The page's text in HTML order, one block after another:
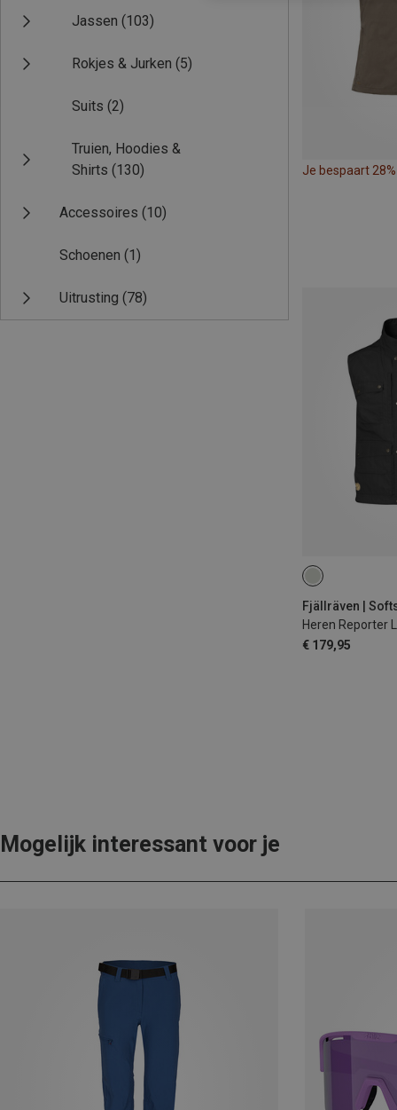
Jassen (103)
Rokjes & Jurken (5)
Suits (2)
Truien, Hoodies &
Shirts (130)
Accessoires (10)
Schoenen (1)
Uitrusting (78)
Je bespaart 28%
Heren Reporter
€ 179,95
M
Mogelijk interessant voor je